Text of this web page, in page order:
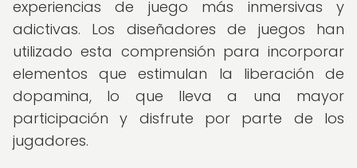
experiencias de juego más inmersivas y
adictivas. Los diseñadores de juegos han
utilizado esta comprensión para incorporar
elementos que estimulan la liberación de
dopamina, lo que lleva a una mayor
participación y disfrute por parte de los
jugadores.